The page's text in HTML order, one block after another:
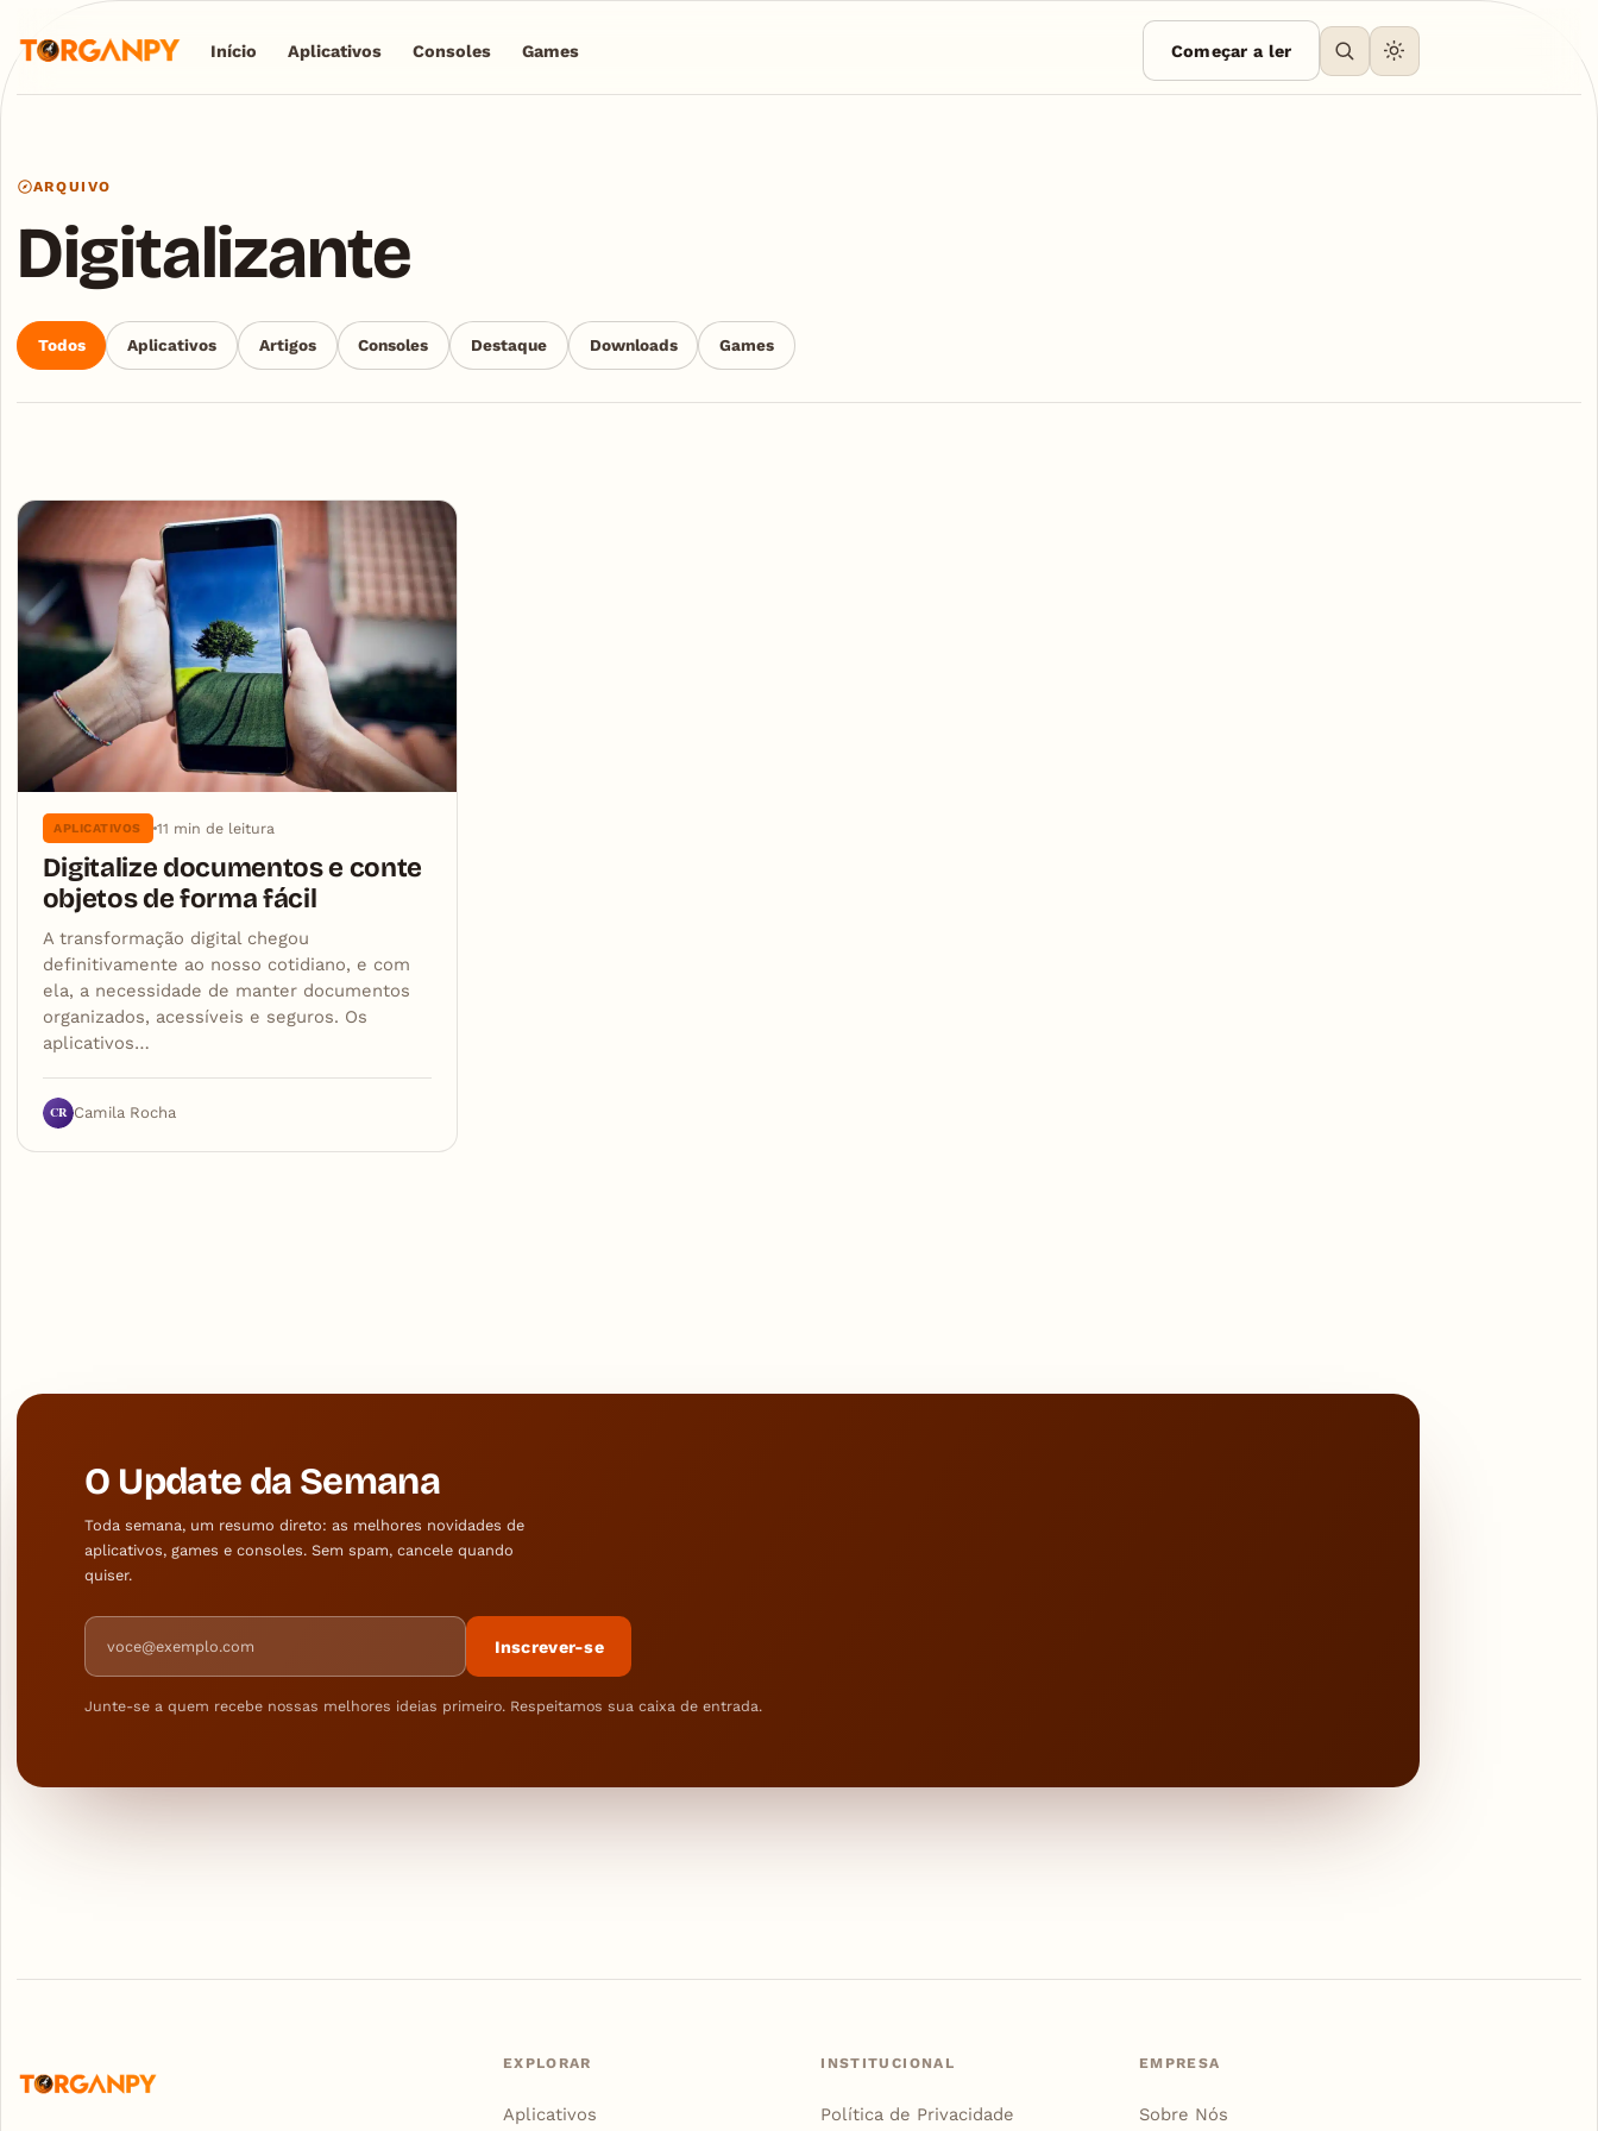
Início Aplicativos Consoles Games Começar a ler
ARQUIVO
Digitalizante
Todos Aplicativos Artigos Consoles Destaque Downloads Games
Articles
APLICATIVOS 11 min de leitura
Digitalize documentos e conte
objetos de forma fácil
A transformação digital chegou
definitivamente ao nosso cotidiano, e com
ela, a necessidade de manter documentos
organizados, acessíveis e seguros. Os
aplicativos…
CR Camila Rocha
O Update da Semana
Toda semana, um resumo direto: as melhores novidades de
aplicativos, games e consoles. Sem spam, cancele quando
quiser.
Endereço de e-mail
Inscrever-se
Junte-se a quem recebe nossas melhores ideias primeiro. Respeitamos sua caixa de entrada.
EXPLORAR
Aplicativos
INSTITUCIONAL
Política de Privacidade
EMPRESA
Sobre Nós